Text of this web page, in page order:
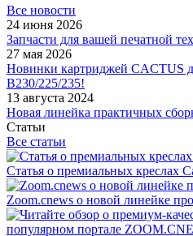
Все новости
24 июня 2026
Запчасти для вашей печатной
27 мая 2026
Новинки картриджей CACTUS
B230/225/235!
13 августа 2024
Новая линейка практичных
Статьи
Все статьи
Статья о премиальных креслах
Zoom.cnews о новой линейке